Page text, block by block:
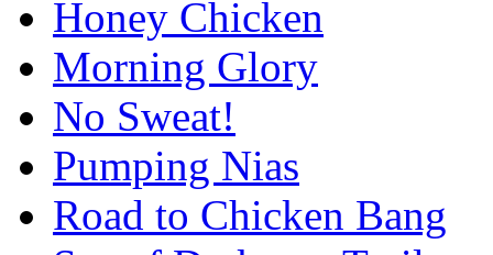
Honey Chicken
Morning Glory
No Sweat!
Pumping Nias
Road to Chicken Bang